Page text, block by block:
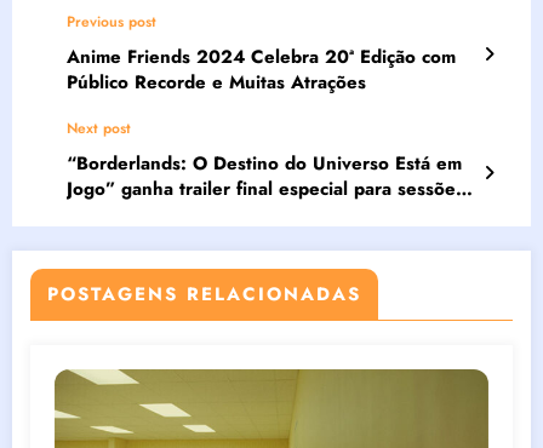
Previous post
Anime Friends 2024 Celebra 20ª Edição com
Público Recorde e Muitas Atrações
Next post
“Borderlands: O Destino do Universo Está em
Jogo” ganha trailer final especial para sessões
POSTAGENS RELACIONADAS